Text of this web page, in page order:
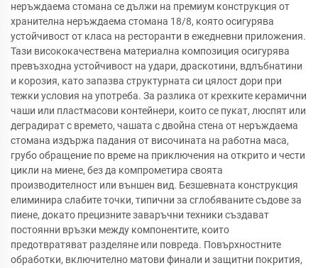
неръждаема стомана се дължи на премиум конструкция от
хранителна неръждаема стомана 18/8, която осигурява
устойчивост от класа на ресторанти в ежедневни приложения.
Тази висококачествена материална композиция осигурява
превъзходна устойчивост на удари, драскотини, вдлъбнатини
и корозия, като запазва структурната си цялост дори при
тежки условия на употреба. За разлика от крехките керамични
чаши или пластмасови контейнери, които се пукат, люспят или
деградират с времето, чашата с двойна стена от неръждаема
стомана издържа падания от височината на работна маса,
грубо обращение по време на приключения на открито и чести
цикли на миене, без да компрометира своята
производителност или външен вид. Безшевната конструкция
елиминира слабите точки, типични за сглобяваните съдове за
пиене, докато прецизните заваръчни техники създават
постоянни връзки между компонентите, които
предотвратяват разделяне или повреда. Повърхностните
обработки, включително матови финали и защитни покрития,